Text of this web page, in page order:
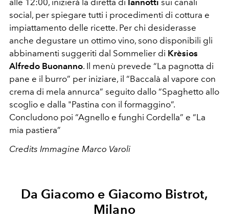
alle 12:00, inizierà la diretta di Iannotti sui canali
social, per spiegare tutti i procedimenti di cottura e
impiattamento delle ricette. Per chi desiderasse
anche degustare un ottimo vino, sono disponibili gli
abbinamenti suggeriti dal Sommelier di Krèsios
Alfredo Buonanno. Il menù prevede “La pagnotta di
pane e il burro” per iniziare, il “Baccalà al vapore con
crema di mela annurca” seguito dallo “Spaghetto allo
scoglio e dalla "Pastina con il formaggino”.
Concludono poi “Agnello e funghi Cordella” e “La
mia pastiera”
Credits Immagine Marco Varoli
Da Giacomo e Giacomo Bistrot,
Milano